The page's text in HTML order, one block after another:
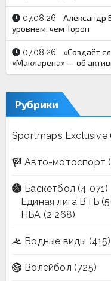
07.08.26
Александр
уровнем, чем Тороп
07.08.26
«Создаёт
«Макларена» — об
Рубрики
Sportmaps Exclusive
Авто-мотоспорт
Баскетбол (4 071)
Единая лига ВТБ
НБА (2 268)
Водные виды (415)
Волейбол (725)